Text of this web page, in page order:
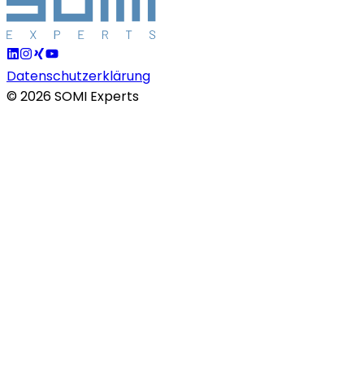
Datenschutzerklärung
©2026SOMI Experts